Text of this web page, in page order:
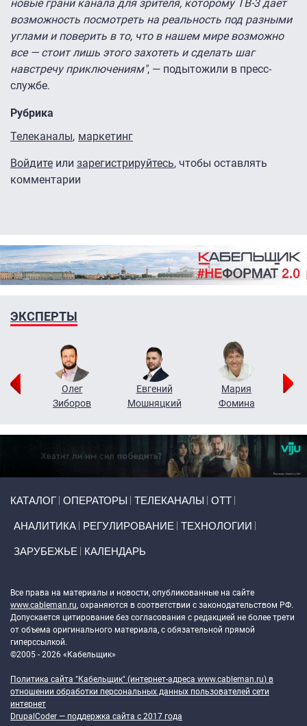
новые грани канала для зрителя, которому ТВ-3 дает
возможность посмотреть на реальность под разными
углами и поверить в то, что в нашем мире возможно
все — стоит лишь этого захотеть и сделать шаг
навстречу приключениям", — подытожили в пресс-
службе.
Рубрика
Телеканалы маркетинг
Войдите или зарегистрируйтесь, чтобы оставлять
комментарии
ЭКСПЕРТЫ
Олег
Зиборов
Евгений
Мошняцкий
Мария
Фомина
КАТАЛОГ ОПЕРАТОРЫ ТЕЛЕКАНАЛЫ ОТТ
АНАЛИТИКА РЕГУЛИРОВАНИЕ ТЕХНОЛОГИИ
ЗАРУБЕЖЬЕ КАЛЕНДАРЬ
Все права на материалы и новости, опубликованные на сайте
www.cableman.ru, охраняются в соответствии с законодательством РФ.
Допускается цитирование без согласования с редакцией не более трети
от объема оригинального материала, с обязательной прямой
гиперссылкой.
©2005 - 2026 «Кабельщик»
Политика сайта "Кабельщик" (интернет-адреса www.cableman.ru) в
отношении обработки персональных данных пользователей сети
интернет
DrupalCoder — поддержка сайта c 2017 года